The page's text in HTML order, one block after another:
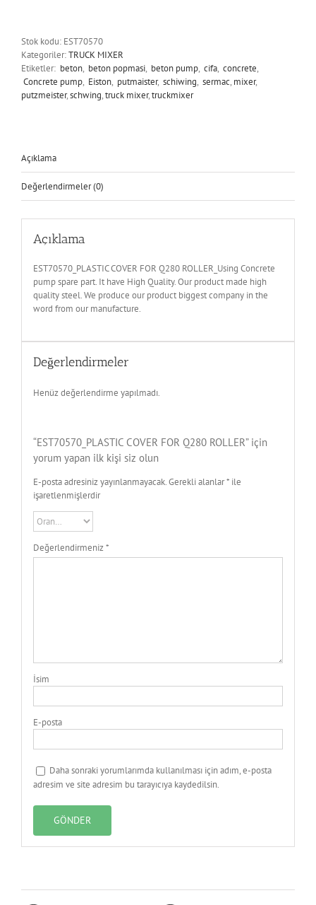
adet
Stok kodu: EST70570
Kategoriler:TRUCK MIXER
Etiketler: beton, beton popmasi, beton pump, cifa, concrete,
Concrete pump, Eiston, putmaister, schiwing, sermac, mixer,
putzmeister,schwing,truck mixer,truckmixer
Açıklama
Değerlendirmeler (0)
Açıklama
EST70570_PLASTIC COVER FOR Q280 ROLLER_Using Concrete
pump spare part. It have High Quality. Our product made high
quality steel. We produce our product biggest company in the
word from our manufacture.
Değerlendirmeler
Henüz değerlendirme yapılmadı.
“EST70570_PLASTIC COVER FOR Q280 ROLLER” için
yorum yapan ilk kişi siz olun
E-posta adresiniz yayınlanmayacak. Gerekli alanlar*ile
işaretlenmişlerdir
Değerlendirmeniz*
İsim
E-posta
Daha sonraki yorumlarımda kullanılması için adım, e-posta
adresim ve site adresim bu tarayıcıya kaydedilsin.